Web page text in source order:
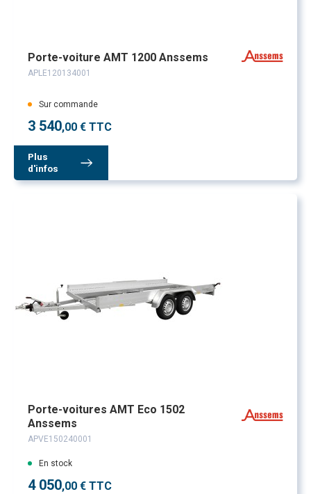
Porte-voiture AMT 1200 Anssems
APLE120134001
Sur commande
3 540,00 € TTC
Plus
d'infos
Porte-voitures AMT Eco 1502
Anssems
APVE150240001
En stock
4 050,00 € TTC